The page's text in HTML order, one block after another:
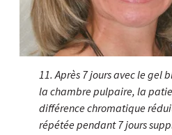
11. Après 7 jours avec le gel
la chambre pulpaire, la
différence chromatique
répétée pendant 7 jours